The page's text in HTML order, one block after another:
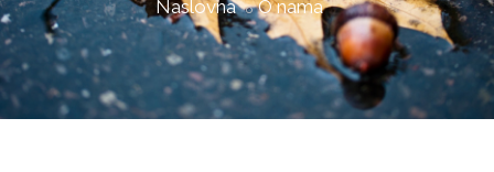
Naslovna O nama